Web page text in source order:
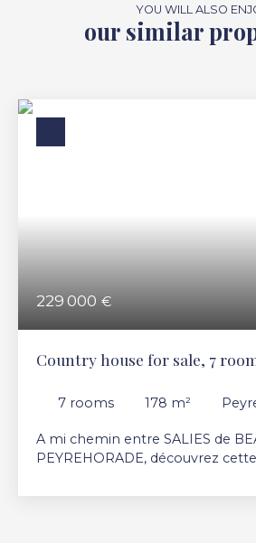
YOU WILL ALSO
our similar
229 000 €
Country house for sale, 7
7 rooms 178 m²
A mi chemin entre SALIES de
PEYREHORADE, découvrez
pièces de vie spacieuses et